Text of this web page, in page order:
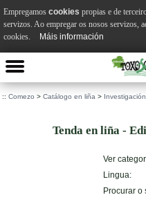
:: Comezo > Catálogo en liña > Investigación
Tenda en liña -
Ver
Lingua:
Procurar o
Empregamos cookies propias e de
servizos. Ao empregar os nosos servizos,
cookies.
Máis información